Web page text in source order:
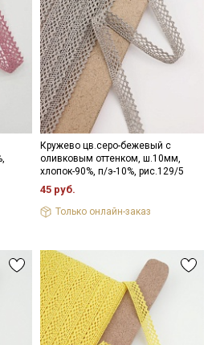
Кружево цв.серо-бежевый с
оливковым оттенком, ш.10мм,
хлопок-90%, п/э-10%, рис.129/5
45 руб.
Только онлайн-заказ